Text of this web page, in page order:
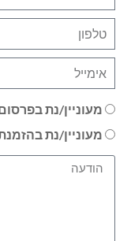
מעוניין/נת
מעוניין/נת